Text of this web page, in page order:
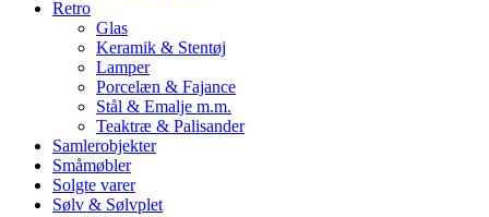
Retro
Glas
Keramik & Stentøj
Lamper
Porcelæn & Fajance
Stål & Emalje m.m.
Teaktræ & Palisander
Samlerobjekter
Småmøbler
Solgte varer
Sølv & Sølvplet